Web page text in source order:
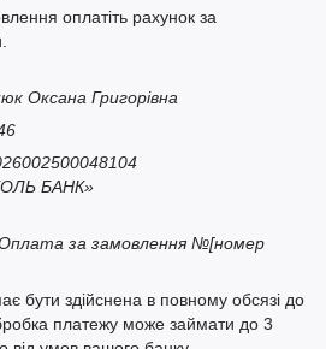
оплатіть рахунок за
Оксана Григорівна
БАНК»
за замовлення №[номер
бути здійснена в повному обсязі до
платежу може займати до 3